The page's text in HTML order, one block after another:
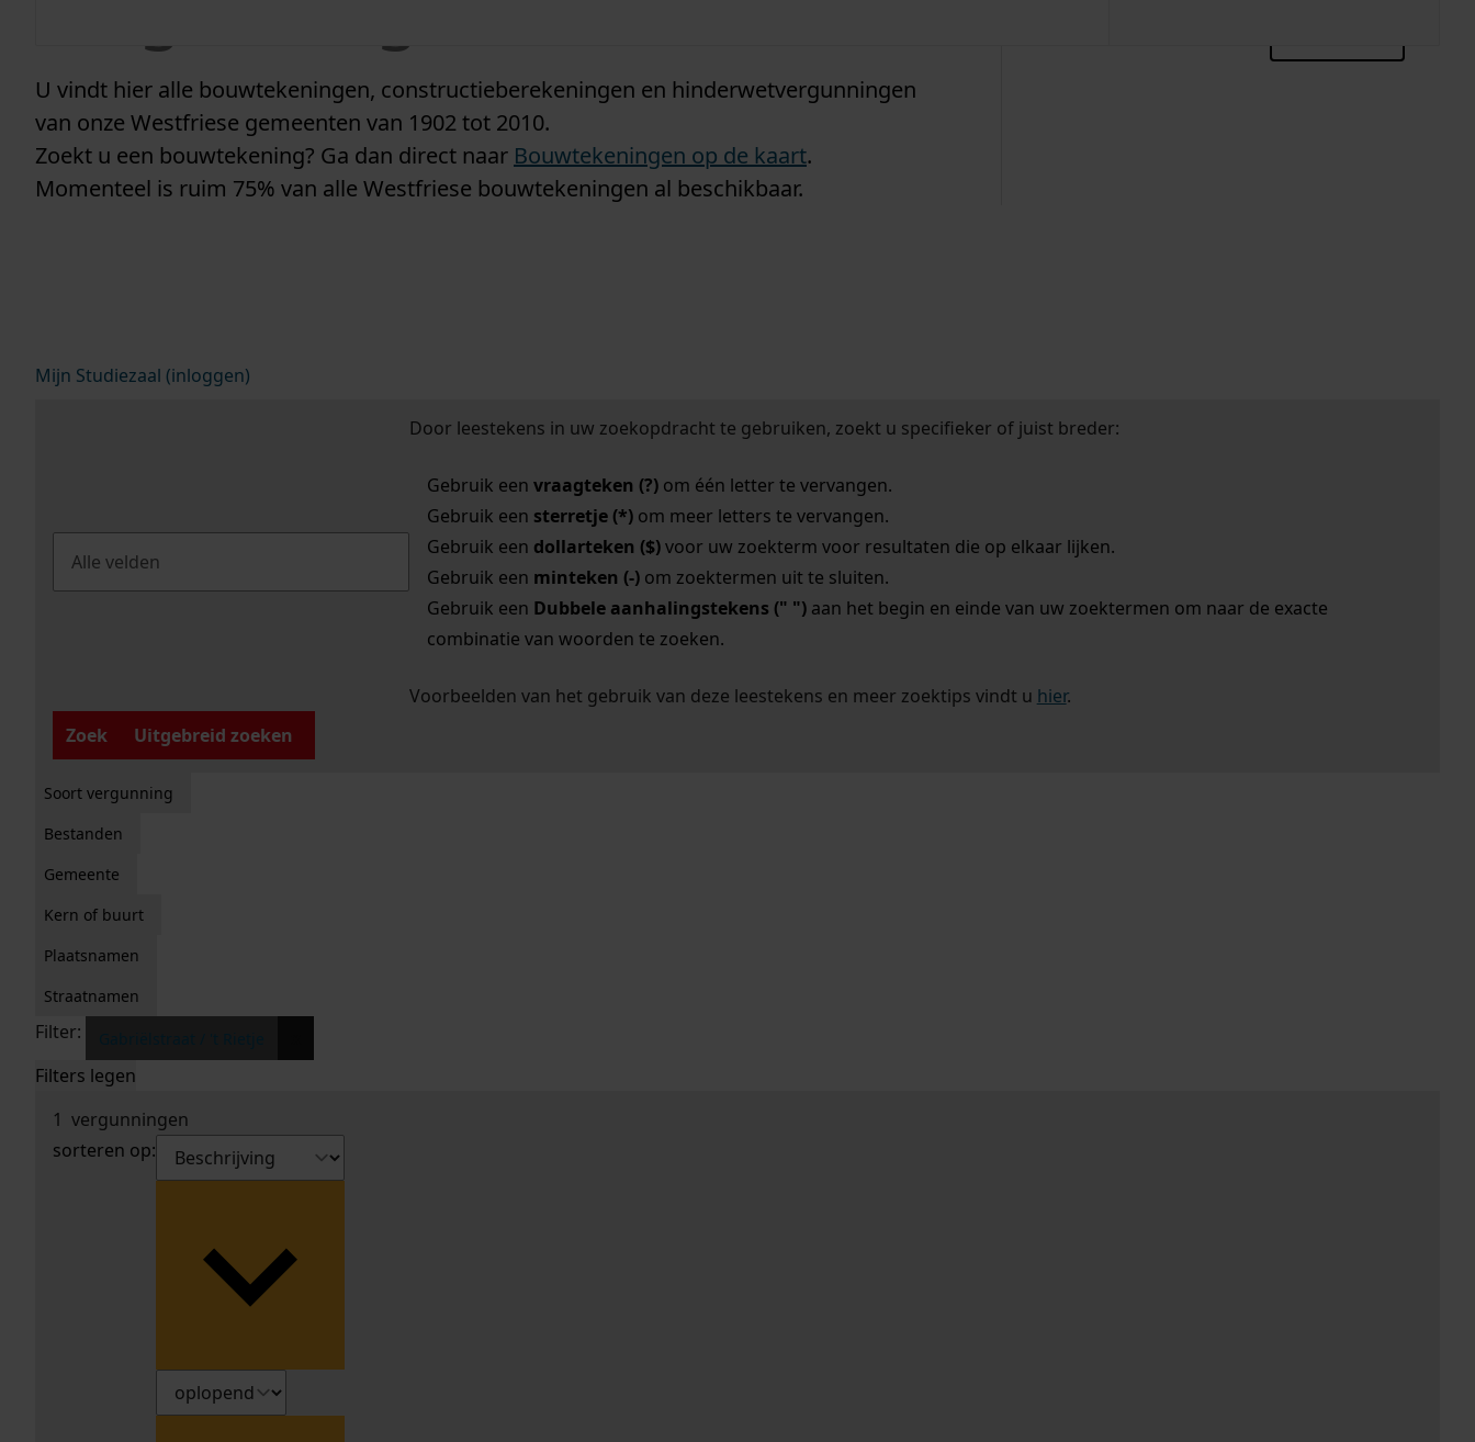
U vindt hier alle bouwtekeningen, constructieberekeningen en hinderwetvergunningen
van onze Westfriese gemeenten van 1902 tot 2010.
Zoekt u een bouwtekening? Ga dan direct naar Bouwtekeningen op de kaart.
Momenteel is ruim 75% van alle Westfriese bouwtekeningen al beschikbaar.
Mijn Studiezaal (inloggen)
Door leestekens in uw zoekopdracht te gebruiken, zoekt u specifieker of juist breder:
Gebruik een vraagteken (?)om één letter te vervangen.
Gebruik een sterretje (*)om meer letters te vervangen.
Gebruik een dollarteken ($)voor uw zoekterm voor resultaten die op elkaar lijken.
Gebruik een minteken (-)om zoektermen uit te sluiten.
Gebruik een Dubbele aanhalingstekens (" ")aan het begin en einde van uw zoektermen om naar de exacte
combinatie van woorden te zoeken.
Voorbeelden van het gebruik van deze leestekens en meer zoektips vindt u hier.
Zoek
Uitgebreid zoeken
Soort vergunning
Bestanden
Gemeente
Kern of buurt
Plaatsnamen
Straatnamen
Filter:
Filters legen
1 vergunningen
sorteren op: